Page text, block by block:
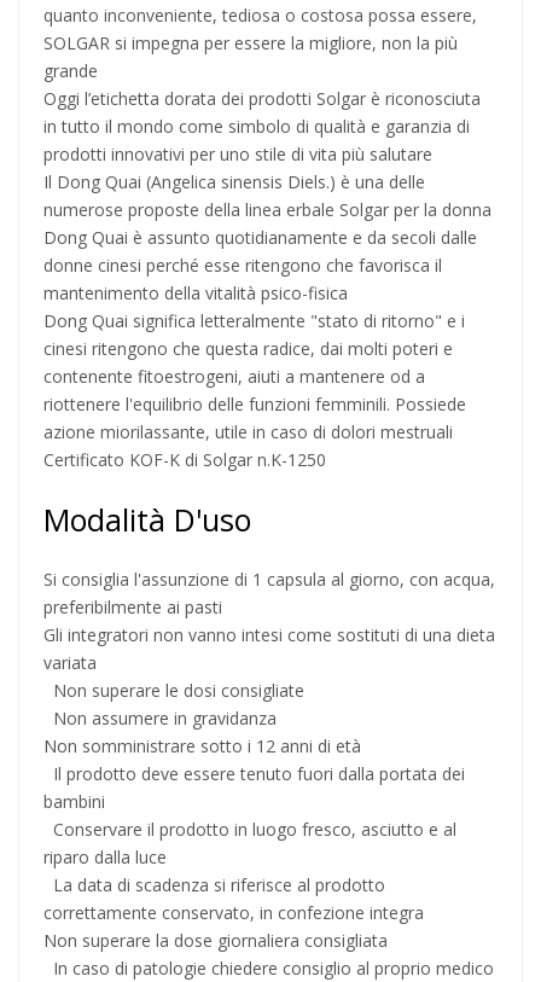
quanto inconveniente, tediosa o costosa possa essere,
SOLGAR si impegna per essere la migliore, non la più
grande
Oggi l’etichetta dorata dei prodotti Solgar è riconosciuta
in tutto il mondo come simbolo di qualità e garanzia di
prodotti innovativi per uno stile di vita più salutare
Il Dong Quai (Angelica sinensis Diels.) è una delle
numerose proposte della linea erbale Solgar per la donna
Dong Quai è assunto quotidianamente e da secoli dalle
donne cinesi perché esse ritengono che favorisca il
mantenimento della vitalità psico-fisica
Dong Quai significa letteralmente "stato di ritorno" e i
cinesi ritengono che questa radice, dai molti poteri e
contenente fitoestrogeni, aiuti a mantenere od a
riottenere l'equilibrio delle funzioni femminili. Possiede
azione miorilassante, utile in caso di dolori mestruali
Certificato KOF-K di Solgar n.K-1250
Modalità D'uso
Si consiglia l'assunzione di 1 capsula al giorno, con acqua,
preferibilmente ai pasti
Gli integratori non vanno intesi come sostituti di una dieta
variata
Non superare le dosi consigliate
Non assumere in gravidanza
Non somministrare sotto i 12 anni di età
Il prodotto deve essere tenuto fuori dalla portata dei
bambini
Conservare il prodotto in luogo fresco, asciutto e al
riparo dalla luce
La data di scadenza si riferisce al prodotto
correttamente conservato, in confezione integra
Non superare la dose giornaliera consigliata
In caso di patologie chiedere consiglio al proprio medico